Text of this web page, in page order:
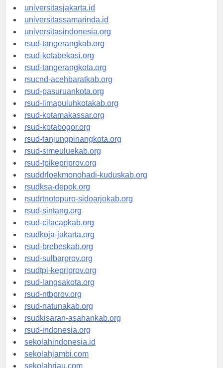
universitassalor.id
universitasjakarta.id
universitassamarinda.id
universitasindonesia.org
rsud-tangerangkab.org
rsud-kotabekasi.org
rsud-tangerangkota.org
rsucnd-acehbaratkab.org
rsud-pasuruankota.org
rsud-limapuluhkotakab.org
rsud-kotamakassar.org
rsud-kotabogor.org
rsud-tanjungpinangkota.org
rsud-simeuluekab.org
rsud-tpikepriprov.org
rsuddrloekmonohadi-kuduskab.org
rsudksa-depok.org
rsudrtnotopuro-sidoarjokab.org
rsud-sintang.org
rsud-cilacapkab.org
rsudkoja-jakarta.org
rsud-brebeskab.org
rsud-sulbarprov.org
rsudtpi-kepriprov.org
rsud-langsakota.org
rsud-ntbprov.org
rsud-natunakab.org
rsudkisaran-asahankab.org
rsud-indonesia.org
sekolahindonesia.id
sekolahjambi.com